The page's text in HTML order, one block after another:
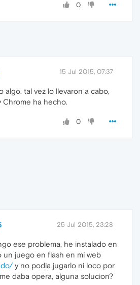
0
15 Jul 2015, 07:37
algo. tal vez lo llevaron a cabo,
Chrome ha hecho.
0
25 Jul 2015, 23:28
ese problema, he instalado en
un juego en flash en mi web
y no podia jugarlo ni loco por
daba opera, alguna solucion?